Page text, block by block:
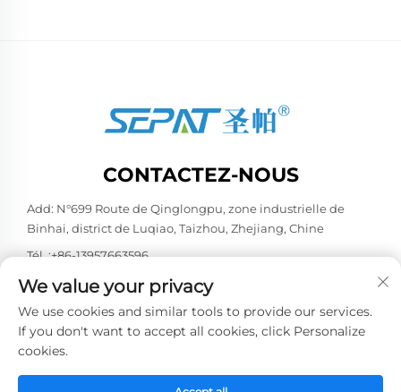
CONTACTEZ-NOUS
Add: N°699 Route de Qinglongpu, zone industrielle de
Binhai, district de Luqiao, Taizhou, Zhejiang, Chine
Tél. :+86-13957663596
E-mail :[email protected]
Copyright © 2026 China Taizhou Weiye Refrigeration
confidentialité
We value your privacy
We use cookies and similar tools to provide our services.
If you don't want to accept all cookies, click Personalize
cookies.